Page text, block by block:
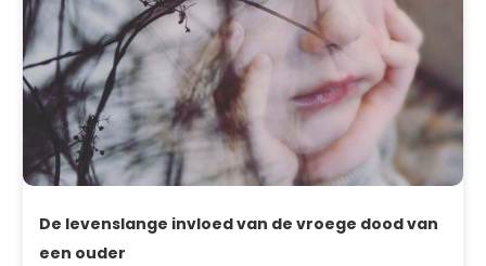
De levenslange invloed van de vroege dood van
een ouder